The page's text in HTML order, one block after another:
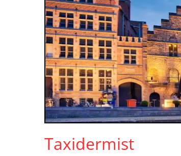
Taxidermist